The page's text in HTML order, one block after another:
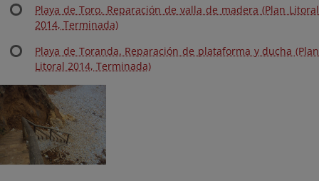
Playa de Toro. Reparación de valla de madera (Plan Litoral
2014, Terminada)
Playa de Toranda. Reparación de plataforma y ducha (Plan
Litoral 2014, Terminada)